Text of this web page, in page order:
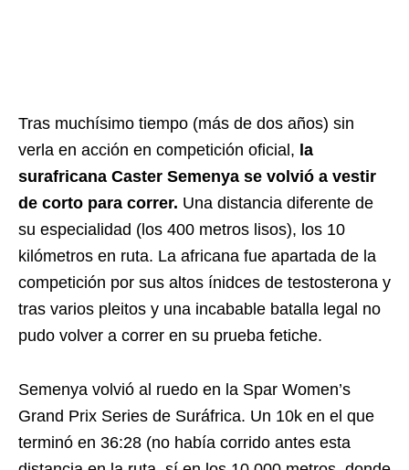
Tras muchísimo tiempo (más de dos años) sin
verla en acción en competición oficial, la
surafricana Caster Semenya se volvió a vestir
de corto para correr. Una distancia diferente de
su especialidad (los 400 metros lisos), los 10
kilómetros en ruta. La africana fue apartada de la
competición por sus altos ínidces de testosterona y
tras varios pleitos y una incabable batalla legal no
pudo volver a correr en su prueba fetiche.
Semenya volvió al ruedo en la Spar Women’s
Grand Prix Series de Suráfrica. Un 10k en el que
terminó en 36:28 (no había corrido antes esta